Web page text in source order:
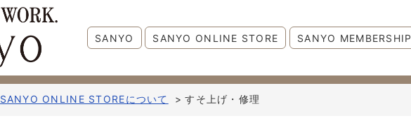
SANYO SANYO ONLINE STORE SANYO MEMBERSHIP
SANYO ONLINE STOREについて > すそ上げ・修理